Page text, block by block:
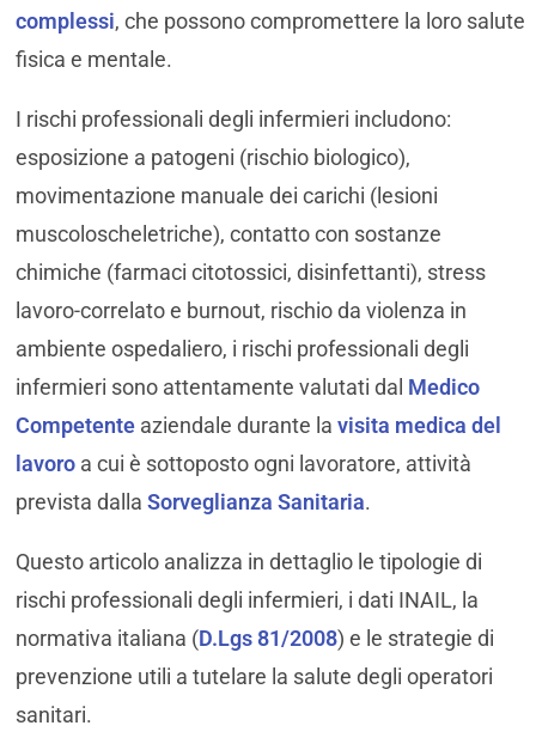
complessi, che possono compromettere la loro salute
fisica e mentale.
I rischi professionali degli infermieri includono:
esposizione a patogeni (rischio biologico),
movimentazione manuale dei carichi (lesioni
muscoloscheletriche), contatto con sostanze
chimiche (farmaci citotossici, disinfettanti), stress
lavoro-correlato e burnout, rischio da violenza in
ambiente ospedaliero, i rischi professionali degli
infermieri sono attentamente valutati dal Medico
Competente aziendale durante la visita medica del
lavoro a cui è sottoposto ogni lavoratore, attività
prevista dalla Sorveglianza Sanitaria.
Questo articolo analizza in dettaglio le tipologie di
rischi professionali degli infermieri, i dati INAIL, la
normativa italiana (D.Lgs 81/2008) e le strategie di
prevenzione utili a tutelare la salute degli operatori
sanitari.